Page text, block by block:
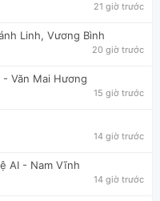
21 giờ trước
Linh, Vương Bình
20 giờ trước
- Văn Mai Hương
15 giờ trước
14 giờ trước
AI - Nam Vĩnh
14 giờ trước